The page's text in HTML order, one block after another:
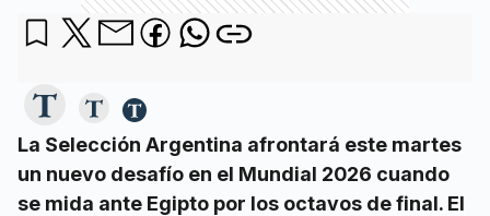
La Selección Argentina afrontará este martes
un nuevo desafío en el Mundial 2026 cuando
se mida ante Egipto por los octavos de final. El